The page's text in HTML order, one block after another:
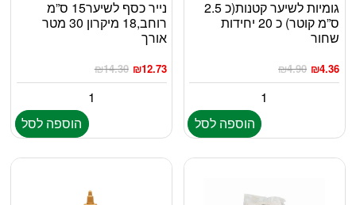
גומיות לשיער קטנות(כ 2.5
ס”מ קוטר) כ 20 יחידות
שחור
₪4.90 ₪4.36
הוספה לסל
נייר כסף לשיער15 ס”מ
רוחב,18 מיקרון 30 מטר
אורך
₪14.30 ₪12.73
הוספה לסל